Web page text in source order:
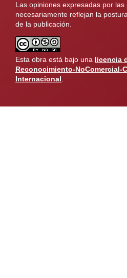
Las opiniones expresadas por
necesariamente reflejan la
de la publicación.
Esta obra está bajo una licencia
Reconocimiento-NoComercial-
Internacional.